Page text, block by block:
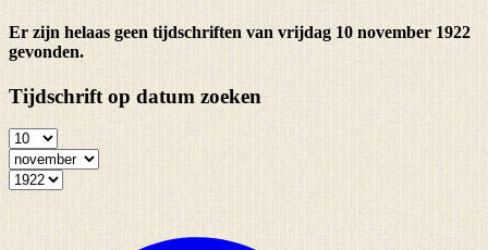
Er zijn helaas geen tijdschriften van vrijdag 10 november 1922
gevonden.
Tijdschrift op datum zoeken